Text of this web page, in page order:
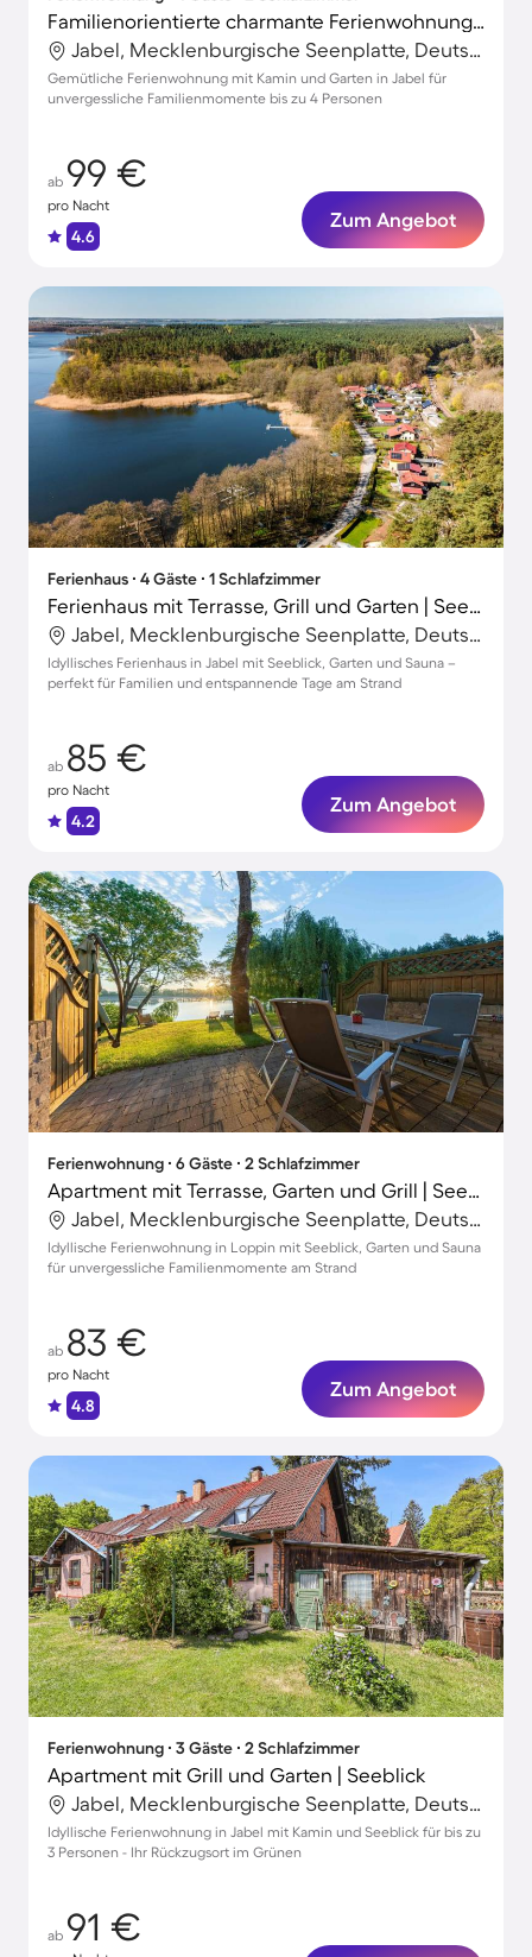
Familienorientierte charmante Ferienwohnung mit Garten und Grill | Naturblick
Jabel, Mecklenburgische Seenplatte, Deutschland
Gemütliche Ferienwohnung mit Kamin und Garten in Jabel für
unvergessliche Familienmomente bis zu 4 Personen
ab 99 €
pro Nacht
4.6
Zum Angebot
Ferienhaus ∙ 4 Gäste ∙ 1 Schlafzimmer
Ferienhaus mit Terrasse, Grill und Garten | Seeblick
Jabel, Mecklenburgische Seenplatte, Deutschland
Idyllisches Ferienhaus in Jabel mit Seeblick, Garten und Sauna –
perfekt für Familien und entspannende Tage am Strand
ab 85 €
pro Nacht
4.2
Zum Angebot
Ferienwohnung ∙ 6 Gäste ∙ 2 Schlafzimmer
Apartment mit Terrasse, Garten und Grill | Seeblick
Jabel, Mecklenburgische Seenplatte, Deutschland
Idyllische Ferienwohnung in Loppin mit Seeblick, Garten und Sauna
für unvergessliche Familienmomente am Strand
ab 83 €
pro Nacht
4.8
Zum Angebot
Ferienwohnung ∙ 3 Gäste ∙ 2 Schlafzimmer
Apartment mit Grill und Garten | Seeblick
Jabel, Mecklenburgische Seenplatte, Deutschland
Idyllische Ferienwohnung in Jabel mit Kamin und Seeblick für bis zu
3 Personen - Ihr Rückzugsort im Grünen
ab 91 €